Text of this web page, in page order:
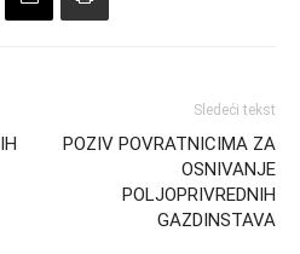
Sledeći tekst
POZIV POVRATNICIMA ZA
OSNIVANJE
POLJOPRIVREDNIH
GAZDINSTAVA